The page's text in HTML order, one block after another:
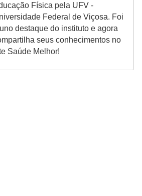
Física pela UFV -
Federal de Viçosa. Foi
destaque do instituto e agora
seus conhecimentos no
Saúde Melhor!